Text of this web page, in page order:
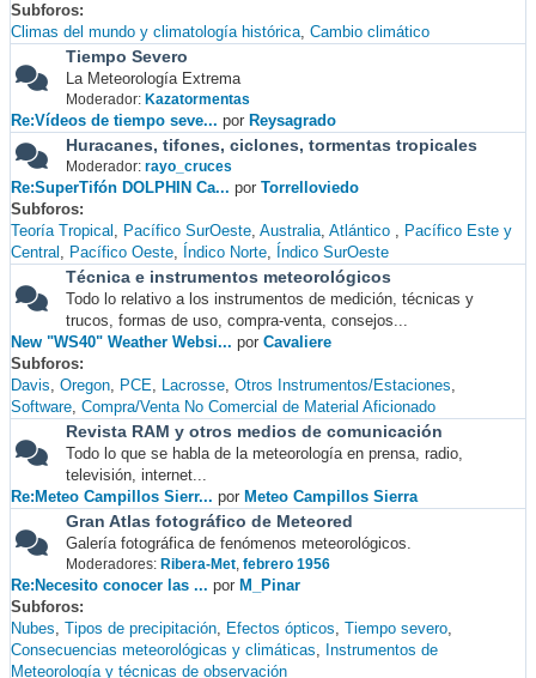
Subforos
Climas del mundo y climatología histórica Cambio climático
Tiempo Severo
La Meteorología Extrema
Moderador: Kazatormentas
Re:Vídeos de tiempo seve... por Reysagrado
Huracanes, tifones, ciclones, tormentas tropicales
Moderador: rayo_cruces
Re:SuperTifón DOLPHIN Ca... por Torrelloviedo
Subforos
Teoría Tropical
Pacífico SurOeste Australia Atlántico
Pacífico Este y
Central
Pacífico Oeste Índico Norte Índico SurOeste
Técnica e instrumentos meteorológicos
Todo lo relativo a los instrumentos de medición, técnicas y
trucos, formas de uso, compra-venta, consejos...
New "WS40" Weather Websi... por Cavaliere
Subforos
Davis Oregon PCE Lacrosse Otros Instrumentos/Estaciones
Software Compra/Venta No Comercial de Material Aficionado
Revista RAM y otros medios de comunicación
Todo lo que se habla de la meteorología en prensa, radio,
televisión, internet...
Re:Meteo Campillos Sierr... por Meteo Campillos Sierra
Gran Atlas fotográfico de Meteored
Galería fotográfica de fenómenos meteorológicos.
Moderadores: Ribera-Met, febrero 1956
Re:Necesito conocer las ... por M_Pinar
Subforos
Nubes Tipos de precipitación Efectos ópticos Tiempo severo
Consecuencias meteorológicas y climáticas
Instrumentos de
Meteorología y técnicas de observación